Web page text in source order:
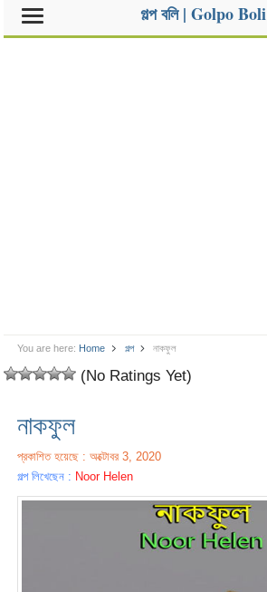
গল্প বলি | Golpo Boli
You are here: Home গল্প নাকফুল
(No Ratings Yet)
নাকফুল
প্রকাশিত হয়েছে : অক্টোবর 3, 2020
গল্প লিখেছেন : Noor Helen